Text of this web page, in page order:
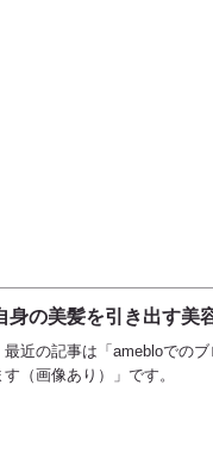
身の美髪を引き出す美
近の記事は「amebloでの
（画像あり）」です。